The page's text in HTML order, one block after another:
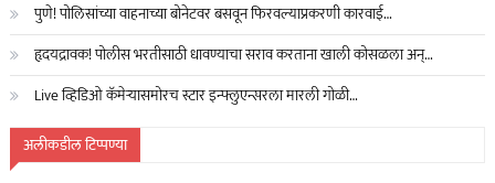
पुणे! पोलिसांच्या वाहनाच्या बोनेटवर बसवून फिरवल्याप्रकरणी कारवाई…
हृदयद्रावक! पोलीस भरतीसाठी धावण्याचा सराव करताना खाली कोसळला अन्…
Live व्हिडिओ कॅमेऱ्यासमोरच स्टार इन्फ्लुएन्सरला मारली गोळी…
अलीकडील टिप्पण्या